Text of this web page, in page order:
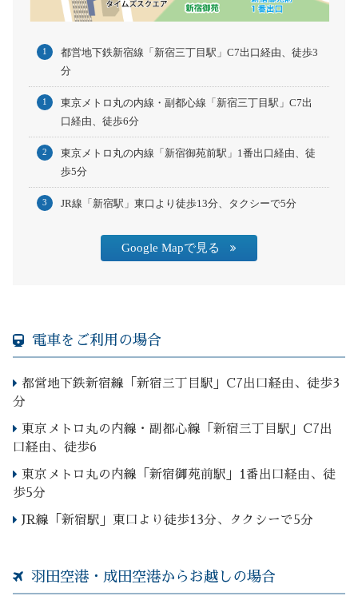
都営地下鉄新宿線「新宿三丁目駅」C7出口経由、徒歩3
分
東京メトロ丸の内線・副都心線「新宿三丁目駅」C7出
口経由、徒歩6分
東京メトロ丸の内線「新宿御苑前駅」1番出口経由、徒
歩5分
JR線「新宿駅」東口より徒歩13分、タクシーで5分
Google Mapで見る
電車をご利用の場合
都営地下鉄新宿線「新宿三丁目駅」C7出口経由、徒歩3
分
東京メトロ丸の内線・副都心線「新宿三丁目駅」C7出
口経由、徒歩6
東京メトロ丸の内線「新宿御苑前駅」1番出口経由、徒
歩5分
JR線「新宿駅」東口より徒歩13分、タクシーで5分
羽田空港・成田空港からお越しの場合